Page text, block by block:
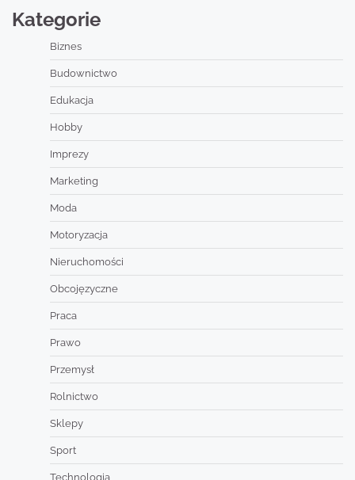
Kategorie
Biznes
Budownictwo
Edukacja
Hobby
Imprezy
Marketing
Moda
Motoryzacja
Nieruchomości
Obcojęzyczne
Praca
Prawo
Przemysł
Rolnictwo
Sklepy
Sport
Technologia